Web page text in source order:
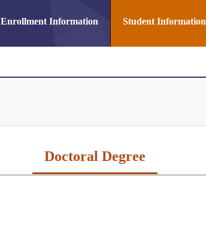
Enrollment Information Student Information
Doctoral Degree